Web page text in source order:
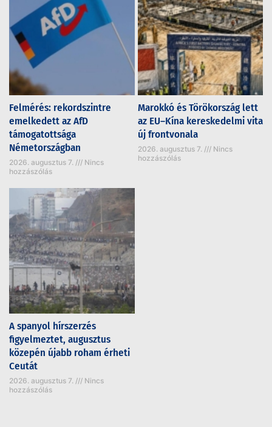
Felmérés: rekordszintre
emelkedett az AfD
támogatottsága
Németországban
2026. augusztus 7.
Nincs
hozzászólás
Marokkó és Törökország lett
az EU–Kína kereskedelmi vita
új frontvonala
2026. augusztus 7.
Nincs
hozzászólás
A spanyol hírszerzés
figyelmeztet, augusztus
közepén újabb roham érheti
Ceutát
2026. augusztus 7.
Nincs
hozzászólás